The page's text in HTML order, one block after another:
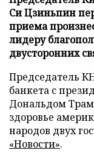
Си Цзиньпин
приема
лидеру
двусторонних
Председатель
банкета с
Дональдом
здоровье
народов двух
«Новости».